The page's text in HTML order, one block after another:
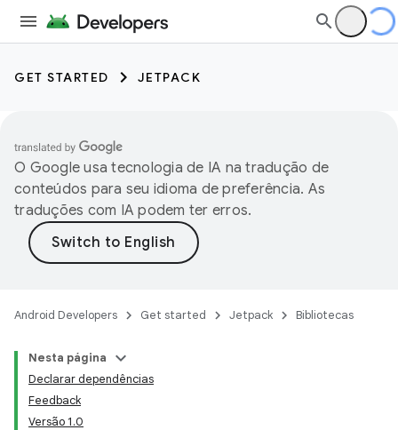
GET STARTED JETPACK
O Google usa tecnologia de IA na tradução de
conteúdos para seu idioma de preferência. As
traduções com IA podem ter erros.
Android Developers Get started Jetpack Bibliotecas
Nesta página
Declarar dependências
Feedback
Versão 1.0